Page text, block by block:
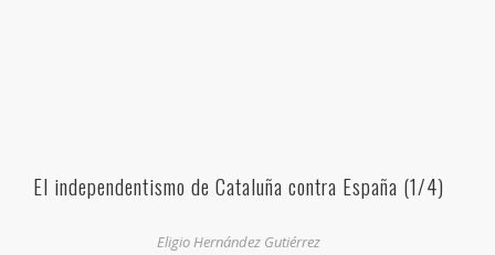
El independentismo de Cataluña contra España (1/4)
Eligio Hernández Gutiérrez